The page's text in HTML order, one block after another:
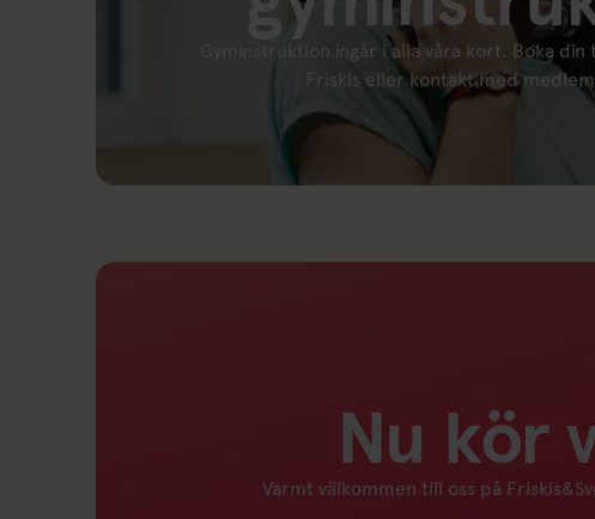
Gyminstruktion ingår i alla våra kort. Boka
Friskis eller kontakt med
Nu kör
Varmt välkommen till oss på